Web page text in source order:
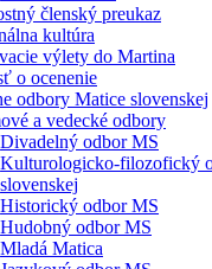
členský preukaz
kultúra
výlety do Martina
o ocenenie
odbory Matice slovenskej
a vedecké odbory
Divadelný odbor MS
Kulturologicko-filozofický
slovenskej
Historický odbor MS
Hudobný odbor MS
Mladá Matica